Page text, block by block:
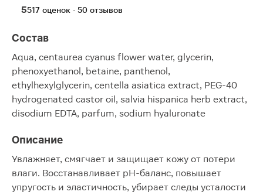
5517 оценок · 50 отзывов
Состав
Aqua, centaurea cyanus flower water, glycerin,
phenoxyethanol, betaine, panthenol,
ethylhexylglycerin, centella asiatica extract, PEG-40
hydrogenated castor oil, salvia hispanica herb extract,
disodium EDTA, parfum, sodium hyaluronate
Описание
Увлажняет, смягчает и защищает кожу от потери
влаги. Восстанавливает pH-баланс, повышает
упругость и эластичность, убирает следы усталости